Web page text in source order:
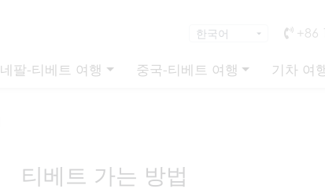
+86
네팔-티베트 여행 중국-티베트 여행 기차 여
티베트 가는 방법